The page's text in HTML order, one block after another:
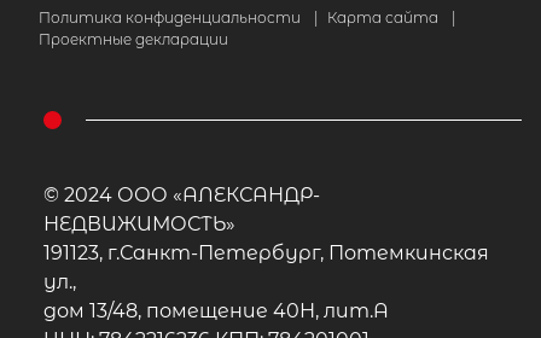
Политика конфиденциальности
Карта сайта
Проектные декларации
© 2024 ООО «АЛЕКСАНДР-
НЕДВИЖИМОСТЬ»
191123, г.Санкт-Петербург, Потемкинская
ул.,
дом 13/48, помещение 40Н, лит.А